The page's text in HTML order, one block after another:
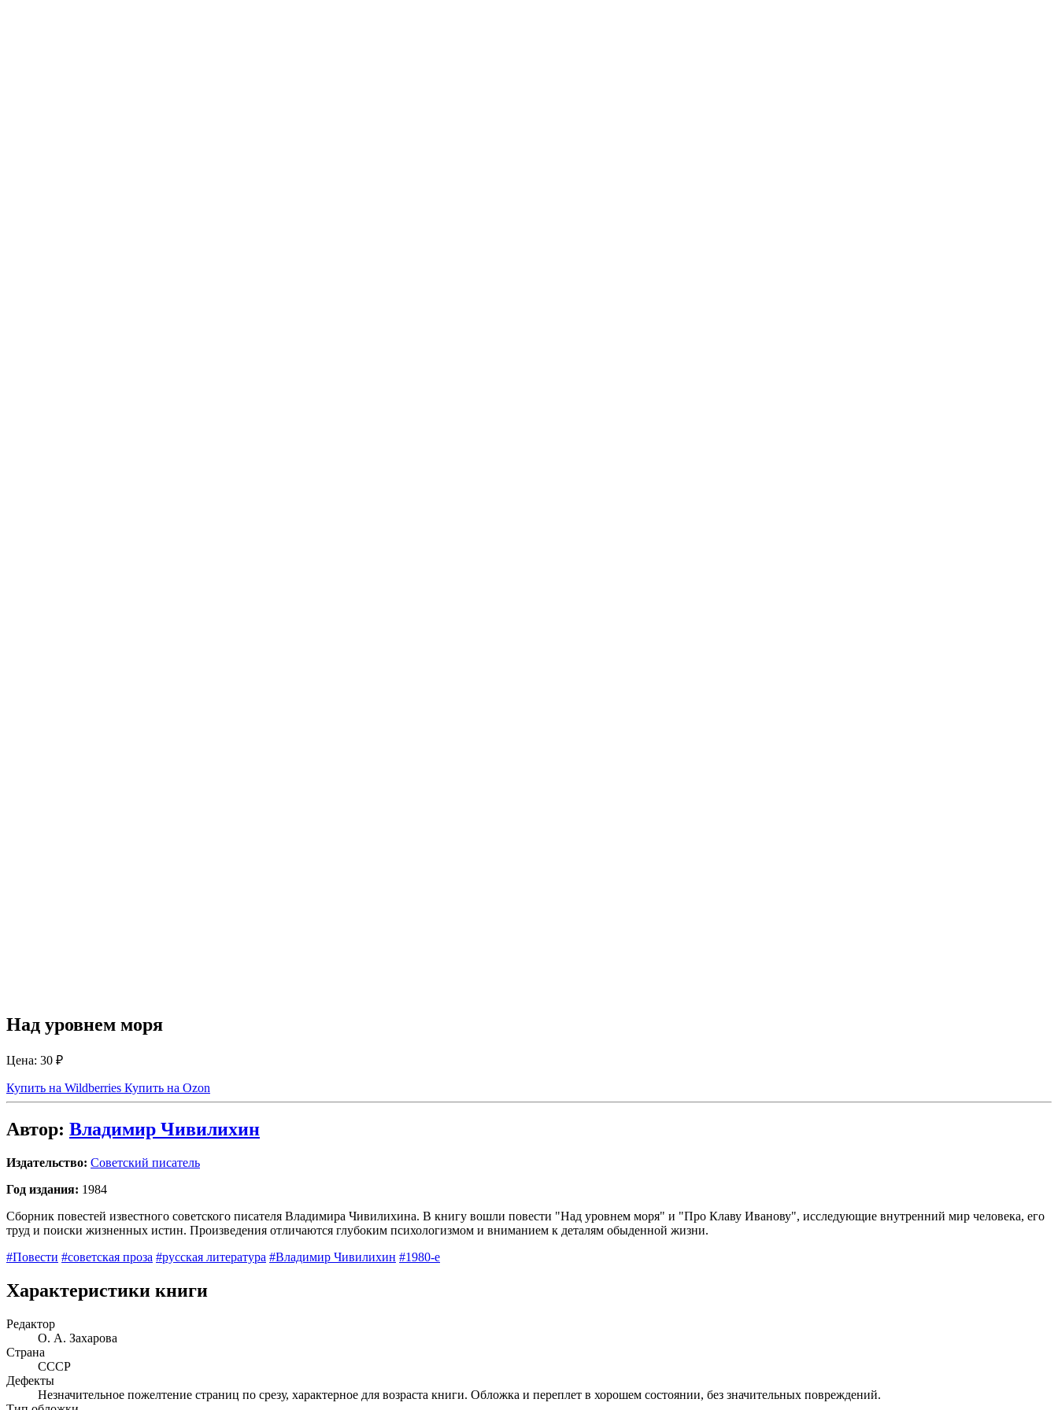
Над уровнем моря
Цена: 30 ₽
Купить на Wildberries Купить на Ozon
Автор: Владимир Чивилихин
Издательство: Советский писатель
Год издания: 1984
Сборник повестей известного советского писателя Владимира Чивилихина. В книгу вошли повести "Над уровнем моря" и "Про Клаву Иванову", исследующие внутренний мир человека, его
труд и поиски жизненных истин. Произведения отличаются глубоким психологизмом и вниманием к деталям обыденной жизни.
#Повести #советская проза #русская литература #Владимир Чивилихин #1980-е
Характеристики книги
Редактор
О. А. Захарова
Страна
СССР
Дефекты
Незначительное пожелтение страниц по срезу, характерное для возраста книги. Обложка и переплет в хорошем состоянии, без значительных повреждений.